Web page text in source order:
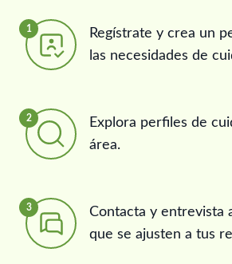
1
Regístrate y crea un
las necesidades de
2
Explora perfiles de
área.
3
Contacta y entrevista
que se ajusten a tus